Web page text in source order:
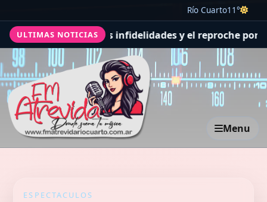
Río Cuarto11°
ULTIMAS NOTICIAS
de sus infidelidades y el reproche por el final con
Menu
ESPECTACULOS